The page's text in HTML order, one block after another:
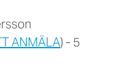
ANMÄLA) - 5